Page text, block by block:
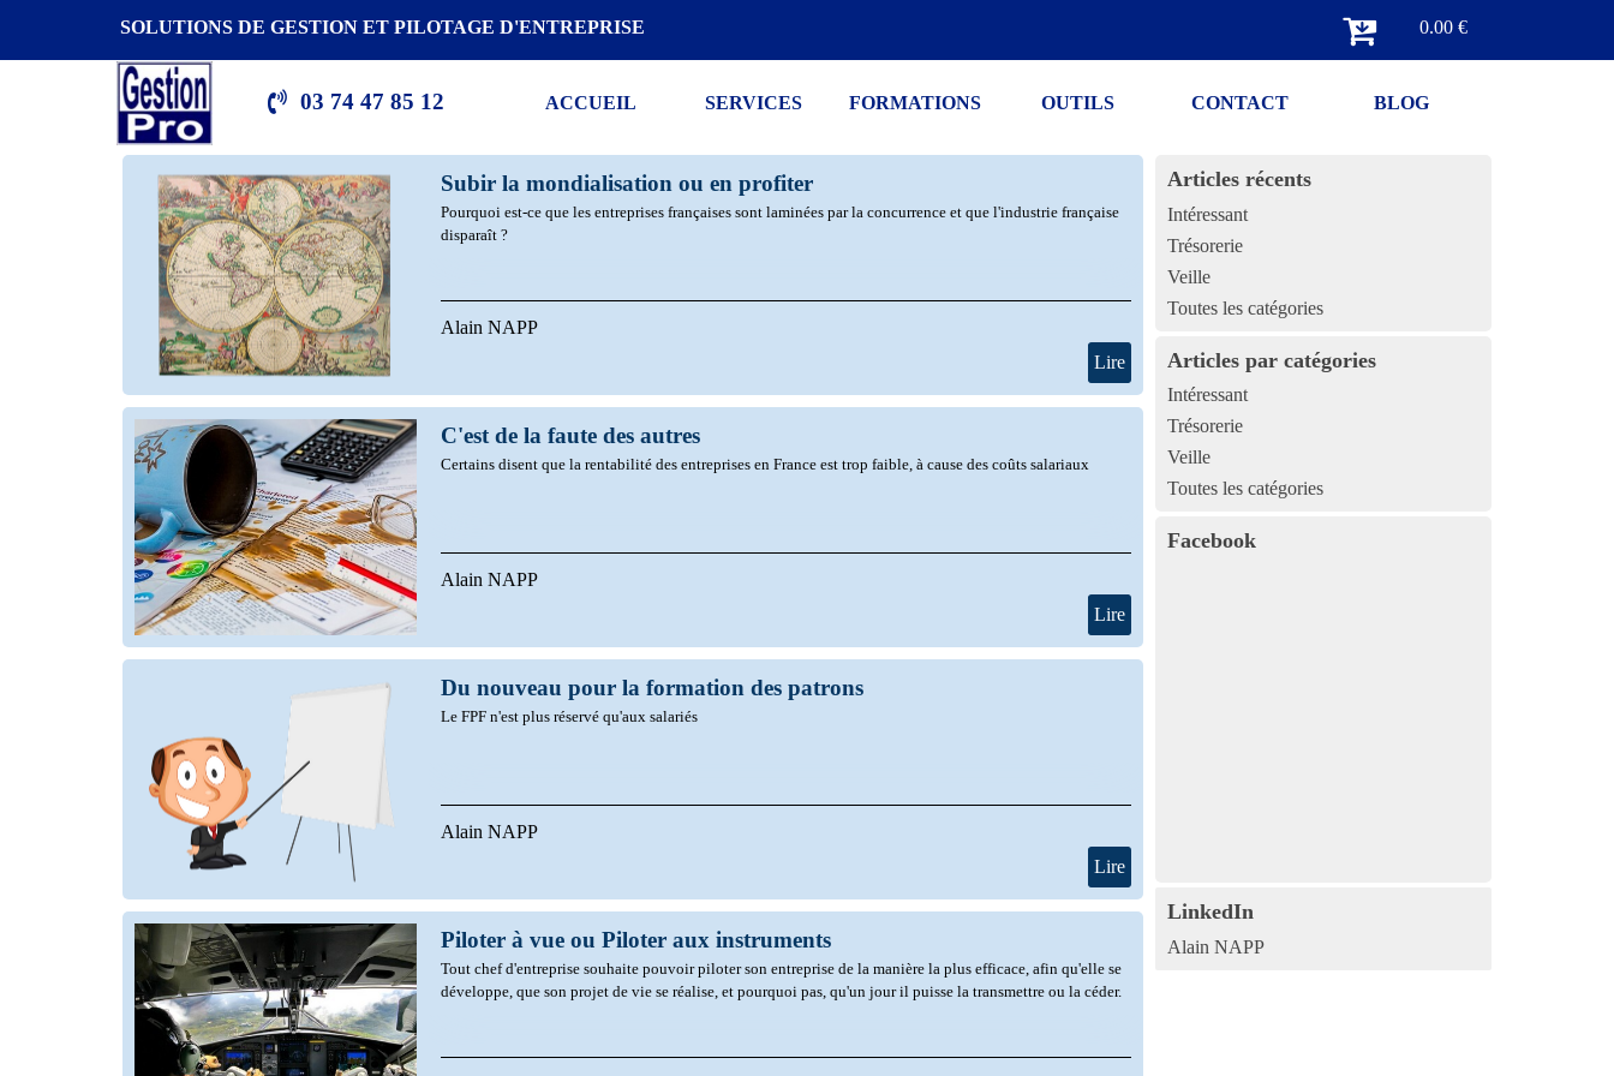
0.00 €
SOLUTIONS DE GESTION ET PILOTAGE D'ENTREPRISE
03 74 47 85 12 ACCUEIL SERVICES FORMATIONS OUTILS CONTACT BLOG
Subir la mondialisation ou en profiter
Pourquoi est-ce que les entreprises françaises sont laminées par la concurrence et que l'industrie française
disparaît ?
Alain NAPP
Lire
C'est de la faute des autres
Certains disent que la rentabilité des entreprises en France est trop faible, à cause des coûts salariaux
Alain NAPP
Lire
Du nouveau pour la formation des patrons
Le FPF n'est plus réservé qu'aux salariés
Alain NAPP
Lire
Piloter à vue ou Piloter aux instruments
Tout chef d'entreprise souhaite pouvoir piloter son entreprise de la manière la plus efficace, afin qu'elle se
développe, que son projet de vie se réalise, et pourquoi pas, qu'un jour il puisse la transmettre ou la céder.
Articles récents
Intéressant
Trésorerie
Veille
Toutes les catégories
Articles par catégories
Intéressant
Trésorerie
Veille
Toutes les catégories
Facebook
LinkedIn
Alain NAPP